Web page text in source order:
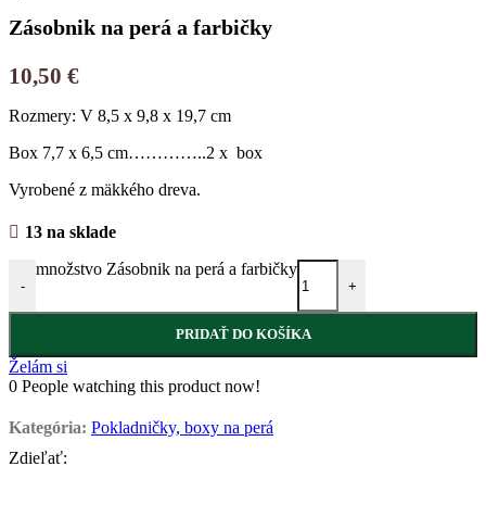
Zásobnik na perá a farbičky
10,50 €
Rozmery: V 8,5 x 9,8 x 19,7 cm
Box 7,7 x 6,5 cm…………..2 x box
Vyrobené z mäkkého dreva.
13 na sklade
-
množstvo Zásobnik na perá a farbičky
+
PRIDAŤ DO KOŠÍKA
Želám si
0 People watching this product now!
Kategória: Pokladničky, boxy na perá
Zdieľať: